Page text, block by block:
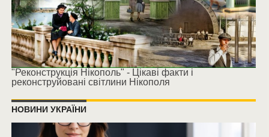
"Реконструкція Нікополь" - Цікаві факти і
реконструйовані світлини Нікополя
НОВИНИ УКРАЇНИ